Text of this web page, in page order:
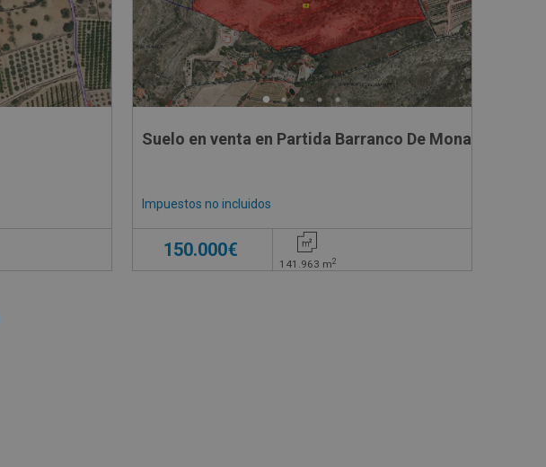
Suelo en venta en Partida Barranco De Mona Sn,
Impuestos no incluidos
150.000€
141.963 m2